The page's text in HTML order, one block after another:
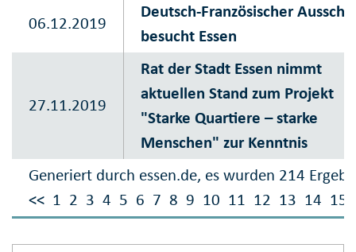
Generiert durch essen.de, es wurden 214
<< 1 2 3 4 5 6 7 8 9 10 11 12 13 14 15
06.12.2019
Deutsch-Französischer
besucht Essen
27.11.2019
Rat der Stadt Essen nimmt
aktuellen Stand zum Projekt
"Starke Quartiere – starke
Menschen" zur Kenntnis